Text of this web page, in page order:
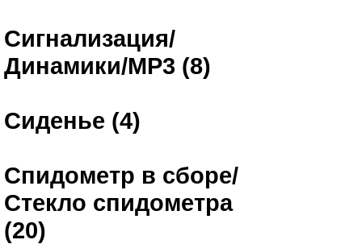
Сигнализация/
Динамики/MP3 (8)
Сиденье (4)
Спидометр в сборе/
Стекло спидометра
(20)